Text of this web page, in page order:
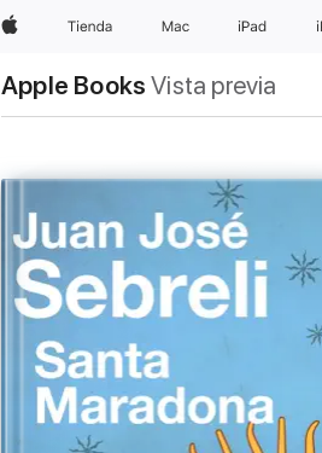
AppleTienda Mac iPad
Apple Books Vista previa